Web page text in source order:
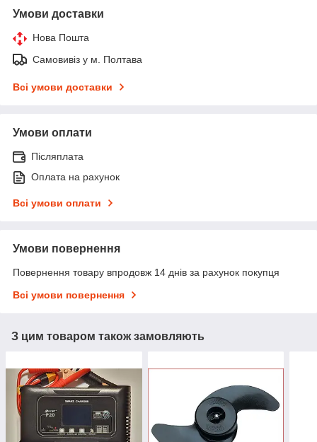
Умови доставки
Нова Пошта
Самовивіз у м. Полтава
Всі умови доставки
Умови оплати
Післяплата
Оплата на рахунок
Всі умови оплати
Умови повернення
Повернення товару впродовж 14 днів за рахунок покупця
Всі умови повернення
З цим товаром також замовляють